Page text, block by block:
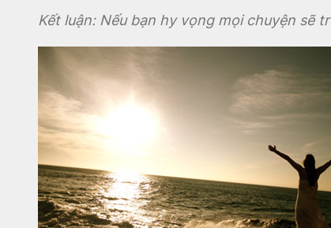
Kết luận: Nếu bạn hy vọng mọi chuyện sẽ